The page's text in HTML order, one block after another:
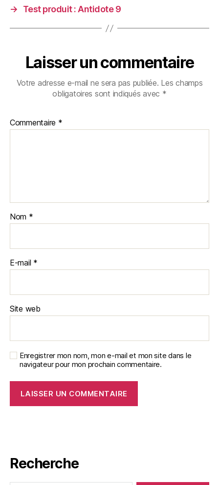
→
Test produit : Antidote 9
Laisser un commentaire
Votre adresse e-mail ne sera pas publiée. Les champs
obligatoires sont indiqués avec *
Commentaire *
Nom *
E-mail *
Site web
Enregistrer mon nom, mon e-mail et mon site dans le
navigateur pour mon prochain commentaire.
Recherche